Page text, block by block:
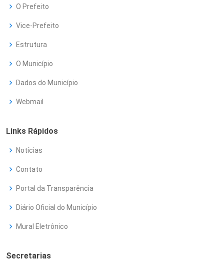
O Prefeito
Vice-Prefeito
Estrutura
O Município
Dados do Município
Webmail
Links Rápidos
Notícias
Contato
Portal da Transparência
Diário Oficial do Município
Mural Eletrônico
Secretarias